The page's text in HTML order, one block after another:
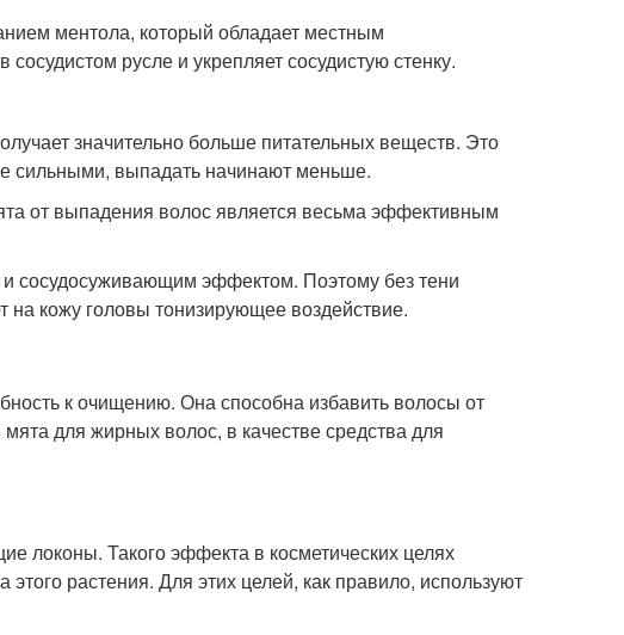
ментола, который обладает местным
русле и укрепляет сосудистую стенку.
значительно больше питательных веществ. Это
сильными, выпадать начинают меньше.
от выпадения волос является весьма эффективным
сосудосуживающим эффектом. Поэтому без тени
на кожу головы тонизирующее воздействие.
к очищению. Она способна избавить волосы от
для жирных волос, в качестве средства для
локоны. Такого эффекта в косметических целях
растения. Для этих целей, как правило, используют